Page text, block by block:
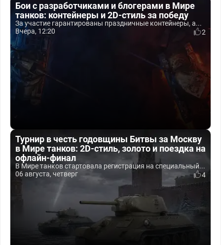
Бои с разработчиками и блогерами в Мире
танков: контейнеры и 2D-стиль за победу
За участие гарантированы праздничные контейнеры, а...
Вчера, 12:20
2
Турнир в честь годовщины Битвы за Москву
в Мире танков: 2D-стиль, золото и поездка на
офлайн-финал
В Мире танков стартовала регистрация на специальный...
06 августа, четверг
4